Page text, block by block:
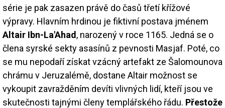
série je pak zasazen právě do časů třetí křížové
výpravy. Hlavním hrdinou je fiktivní postava jménem
Altair Ibn-La'Ahad, narozený v roce 1165. Jedná se o
člena syrské sekty asasínů z pevnosti Masjaf. Poté, co
se mu nepodaří získat vzácný artefakt ze Šalomounova
chrámu v Jeruzalémě, dostane Altair možnost se
vykoupit zavražděním devíti vlivných lidí, kteří jsou ve
skutečnosti tajnými členy templářského řádu. Přestože